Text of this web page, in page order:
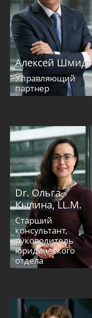
Алексей Шмидт
Управляющий
партнер
Dr. Ольга
Кылина, LL.M.
Старший
консультант,
руководитель
юридического
отдела